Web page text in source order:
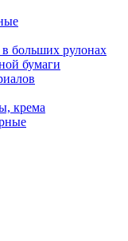
больших рулонах
бумаги
крема